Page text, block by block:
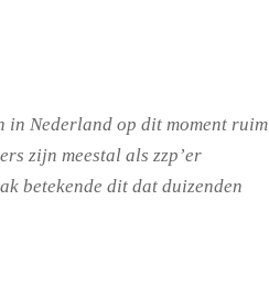
in Nederland op dit moment ruim
zijn meestal als zzp’er
betekende dit dat duizenden